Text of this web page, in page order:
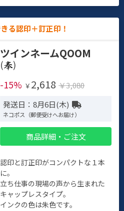
る認印＋訂正印！
ツインネームQOOM
(
)
-15% ￥ 2,618 ￥3,080
発送日：8月6日(木)
ネコポス（郵便受けへお届け）
商品詳細・ご注文
認印と訂正印がコンパクトな１本
に。
立ち仕事の現場の声から生まれた
キャップレスタイプ。
インクの色は朱色です。